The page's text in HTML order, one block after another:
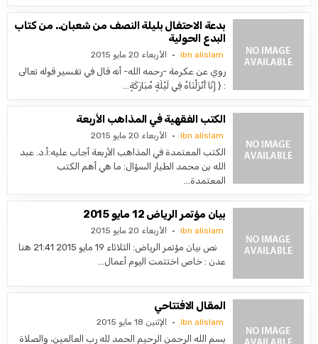
بدعة الاحتفال بليلة النصف من شعبان.. من كتاب
البدع الحولية
ibn alislam الأربعاء 20 مايو 2015
روي عن عكرمة -رحمه الله- أنه قال في تفسير قوله تعالى
: { إِنَّا أَنْزَلْنَاهُ فِي لَيْلَةٍ مُبَارَكَةٍ…
الكتب الفقهية في المذاهب الأربعة
ibn alislam الأربعاء 20 مايو 2015
الكتب المعتمدة في المذاهب الأربعة أجاب عليه:أ.د. عبد
الله بن محمد الطيار السؤال: ما هي أهم الكتب
المعتمدة…
بيان مؤتمر الرياض 12 مايو 2015
ibn alislam الأربعاء 20 مايو 2015
نص بيان مؤتمر الرياض: الثلاثاء 19 مايو 2015 21:41 هنا
عدن : خاص اختتمت اليوم أعمال…
المقال الافتتاحي
ibn alislam الإثنين 18 مايو 2015
بسم الله الرحمن الرحيم الحمد لله رب العالمين، والصلاة